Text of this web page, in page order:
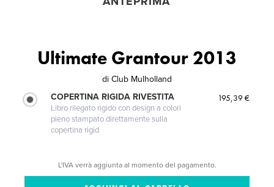
Ultimate Grantour 2013
di Club Mulholland
COPERTINA RIGIDA RIVESTITA
Libro rilegato rigido con design a colori
pieno stampato direttamente sulla
copertina rigid
195,39 €
L'IVA verrà aggiunta al momento del pagamento.